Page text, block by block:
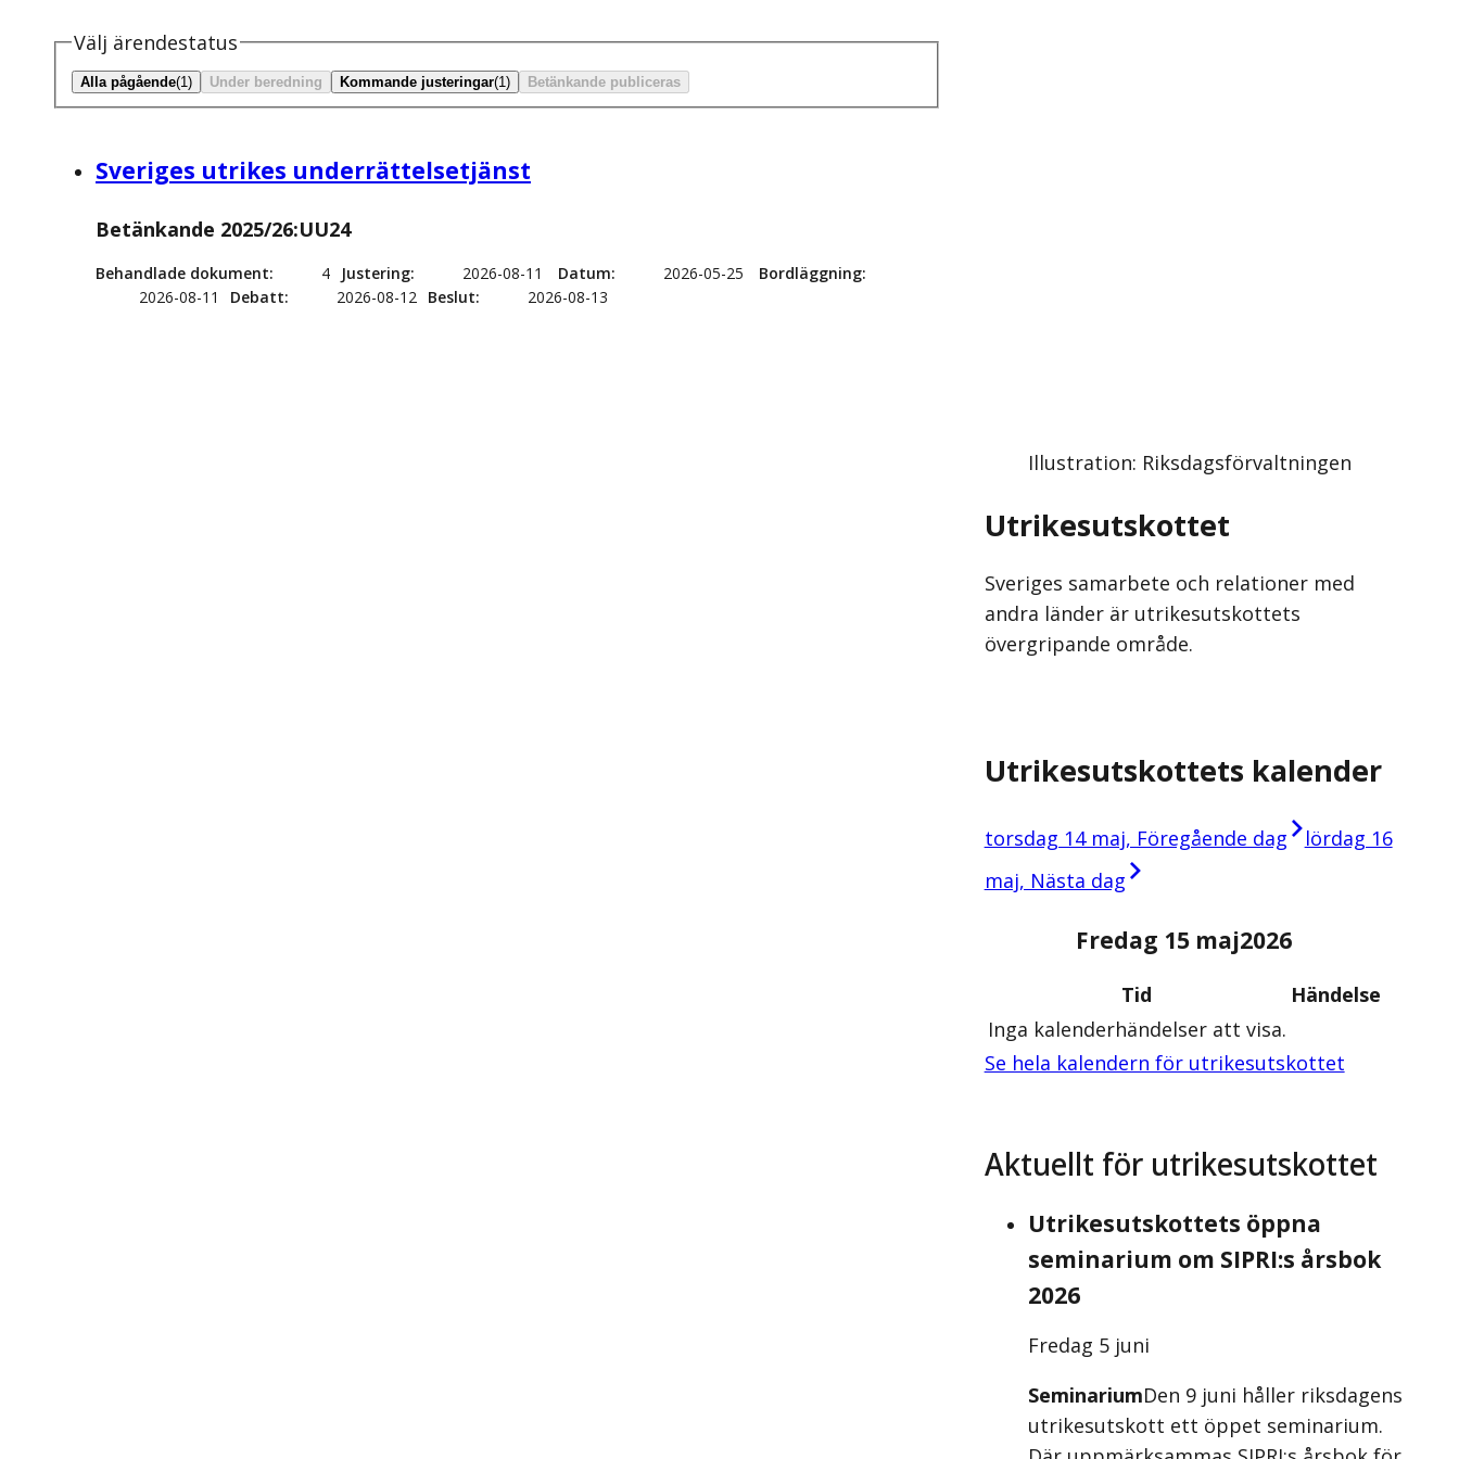
Välj ärendestatus
Alla pågående(1) Under beredning Kommande justeringar(1) Betänkande publiceras
Sveriges utrikes underrättelsetjänst
Betänkande 2025/26:UU24
Behandlade dokument 4 Justering 2026-08-11 Datum 2026-05-25
Bordläggning
2026-08-11
Debatt 2026-08-12 Beslut 2026-08-13
Illustration: Riksdagsförvaltningen
Utrikesutskottet
Sveriges samarbete och relationer med
andra länder är utrikesutskottets
övergripande område.
Utrikesutskottets kalender
torsdag 14 maj, Föregående dag
lördag 16
maj, Nästa dag
Fredag 15 maj2026
Tid
Händelse
Inga kalenderhändelser att visa.
Se hela kalendern för utrikesutskottet
Aktuellt för utrikesutskottet
Utrikesutskottets öppna
seminarium om SIPRI:s årsbok
2026
Fredag 5 juni
SeminariumDen 9 juni håller riksdagens
utrikesutskott ett öppet seminarium.